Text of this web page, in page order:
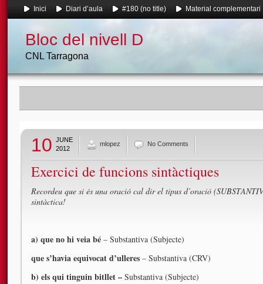
Inici Diari d’aula #180 (no title) Material complementari
Bloc del nivell D
CNL Tarragona
10 JUNE
2012
mlopez No Comments
Exercici de funcions sintàctiques
Recordeu que si és una oració cal dir el tipus d’oració
sintàctica!
a) que no hi veia bé – Substantiva (Subjecte)
que s’havia equivocat d’ulleres – Substantiva (CRV)
b) els qui tinguin bitllet – Substantiva (Subjecte)